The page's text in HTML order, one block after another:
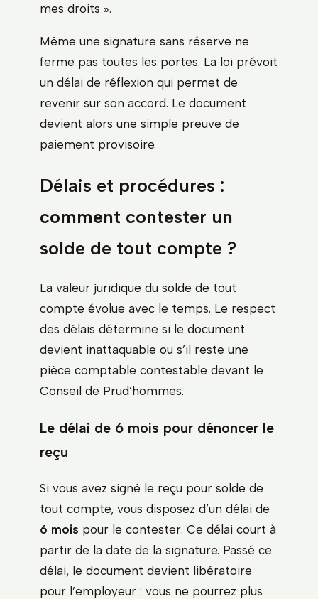
mes droits ».
Même une signature sans réserve ne
ferme pas toutes les portes. La loi prévoit
un délai de réflexion qui permet de
revenir sur son accord. Le document
devient alors une simple preuve de
paiement provisoire.
Délais et procédures :
comment contester un
solde de tout compte ?
La valeur juridique du solde de tout
compte évolue avec le temps. Le respect
des délais détermine si le document
devient inattaquable ou s’il reste une
pièce comptable contestable devant le
Conseil de Prud’hommes.
Le délai de 6 mois pour dénoncer le
reçu
Si vous avez signé le reçu pour solde de
tout compte, vous disposez d’un délai de
6 mois pour le contester. Ce délai court à
partir de la date de la signature. Passé ce
délai, le document devient libératoire
pour l’employeur : vous ne pourrez plus